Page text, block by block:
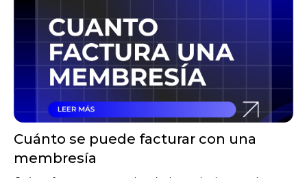
Cuánto se puede facturar con una
membresía